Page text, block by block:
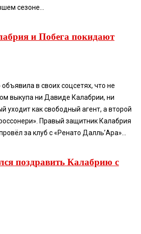
сезоне...
и Побега покидают
в своих соцсетях, что не
выкупа ни Давиде Калабрии, ни
уходит как свободный агент, а второй
Правый защитник Калабрия
за клуб с «Ренато Далль’Ара»...
поздравить Калабрию с